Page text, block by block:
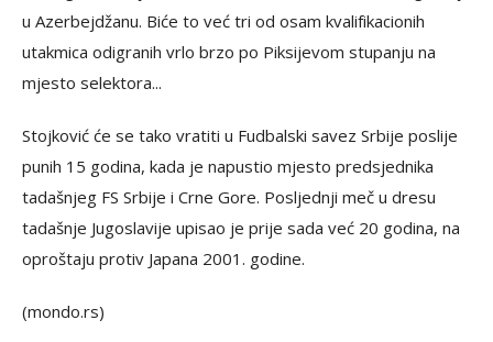
u Azerbejdžanu. Biće to već tri od osam kvalifikacionih
utakmica odigranih vrlo brzo po Piksijevom stupanju na
mjesto selektora...
Stojković će se tako vratiti u Fudbalski savez Srbije poslije
punih 15 godina, kada je napustio mjesto predsjednika
tadašnjeg FS Srbije i Crne Gore. Posljednji meč u dresu
tadašnje Jugoslavije upisao je prije sada već 20 godina, na
oproštaju protiv Japana 2001. godine.
(mondo.rs)